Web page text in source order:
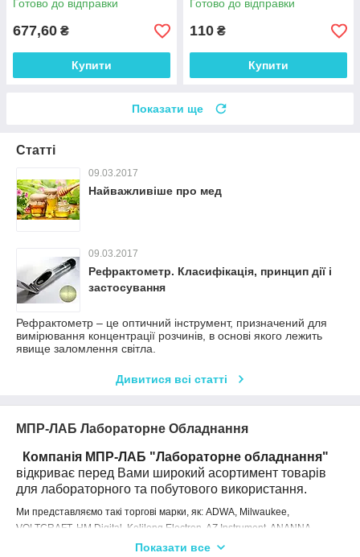
Готово до відправки
677,60 ₴
Купити
Готово до відправки
110 ₴
Купити
Показати ще
Статті
09.03.2017
Найважливіше про мед
09.03.2017
Рефрактометр. Класифікація, принцип дії і
застосування
Рефрактометр – це оптичний інструмент, призначений для
вимірювання концентрації розчинів, в основі якого лежить
явище заломлення світла.
Дивитися всі статті
МПР-ЛАБ Лабораторне Обладнання
Компанія МПР-ЛАБ "Лабораторне обладнання"
відкриває перед Вами широкий асортимент товарів
для лабораторного та побутового використання.
Ми представляємо такі торгові марки, як: ADWA, Milwaukee,
VOLTCRAFT, HM Digital, Kelilong Electron, AZ Instrument, ANANNA,
Показати все